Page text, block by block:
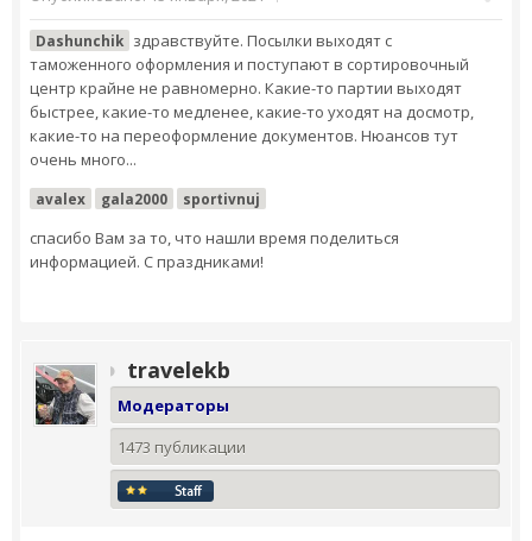
Dashunchik здравствуйте. Посылки выходят с
таможенного оформления и поступают в сортировочный
центр крайне не равномерно. Какие-то партии выходят
быстрее, какие-то медленее, какие-то уходят на досмотр,
какие-то на переоформление документов. Нюансов тут
очень много...
avalex gala2000 sportivnuj
спасибо Вам за то, что нашли время поделиться
информацией. С праздниками!
travelekb
Модераторы
1473 публикации